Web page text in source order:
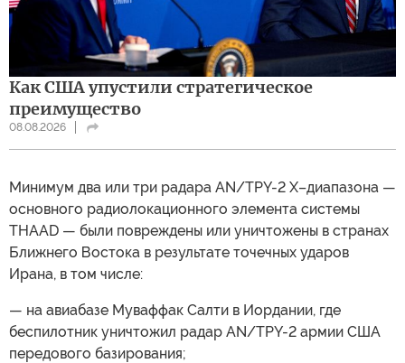
Как США упустили стратегическое
преимущество
08.08.2026
Минимум два или три радара AN/TPY-2 X–диапазона —
основного радиолокационного элемента системы
THAAD — были повреждены или уничтожены в странах
Ближнего Востока в результате точечных ударов
Ирана, в том числе:
— на авиабазе Муваффак Салти в Иордании, где
беспилотник уничтожил радар AN/TPY-2 армии США
передового базирования;